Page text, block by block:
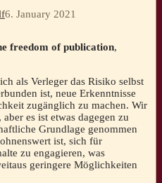
6. January 2021
freedom of publication,
als Verleger das Risiko selbst
ist, neue Erkenntnisse
zugänglich zu machen. Wir
es ist etwas dagegen zu
Grundlage genommen
ist, sich für
zu engagieren, was
geringere Möglichkeiten